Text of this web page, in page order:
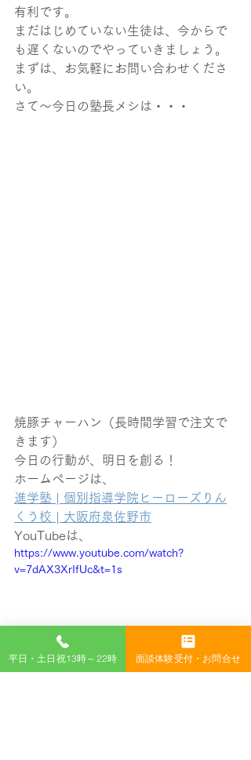
有利です。
まだはじめていない生徒は、今からで
も遅くないのでやっていきましょう。
まずは、お気軽にお問い合わせくださ
い。
さて～今日の塾長メシは・・・
焼豚チャーハン（長時間学習で注文で
きます）
今日の行動が、明日を創る！
ホームページは、
進学塾 | 個別指導学院ヒーローズりん
くう校 | 大阪府泉佐野市
YouTubeは、
https://www.youtube.com/watch?
v=7dAX3XrIfUc&t=1s
平日・土日祝13時～22時 面談体験受付・お問合せ